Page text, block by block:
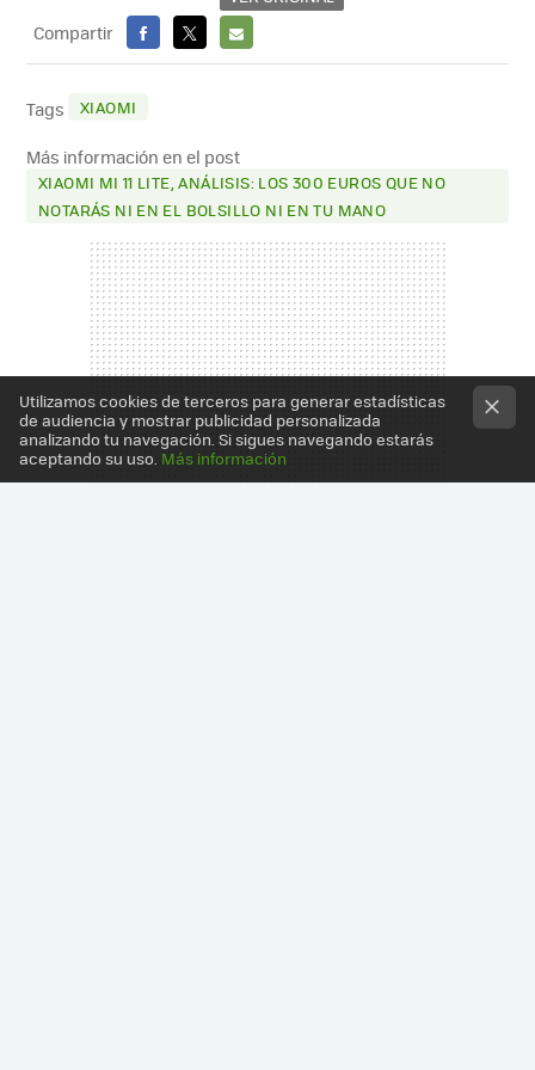
Compartir
FACEBOOK
X
E-
Tags XIAOMI
Más información en el post
XIAOMI MI 11 LITE, ANÁLISIS: LOS 300 EUROS QUE NO
NOTARÁS NI EN EL BOLSILLO NI EN TU MANO
Utilizamos cookies de terceros para generar estadísticas
de audiencia y mostrar publicidad personalizada
analizando tu navegación. Si sigues navegando estarás
aceptando su uso. Más información